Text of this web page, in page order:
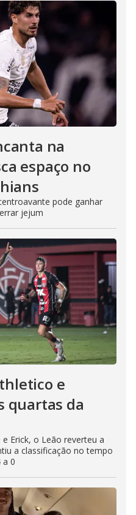
na
espaço no
pode ganhar
jejum
e
quartas da
Erick, o Leão reverteu a
a classificação no tempo
a 0